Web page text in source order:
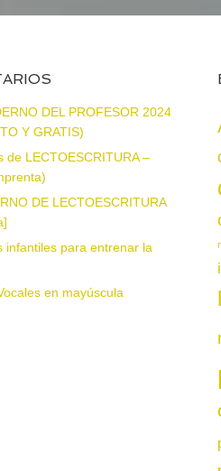
DEL PROFESOR 2024
Y GRATIS)
de LECTOESCRITURA –
DE LECTOESCRITURA
infantiles para entrenar la
en mayúscula